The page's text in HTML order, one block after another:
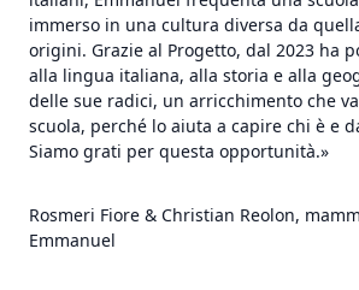
immerso in una cultura diversa da
origini. Grazie al Progetto, dal 2023 ha
alla lingua italiana, alla storia e alla
delle sue radici, un arricchimento che
scuola, perché lo aiuta a capire chi è e
Siamo grati per questa opportunità.»
Rosmeri Fiore & Christian Reolon,
Emmanuel